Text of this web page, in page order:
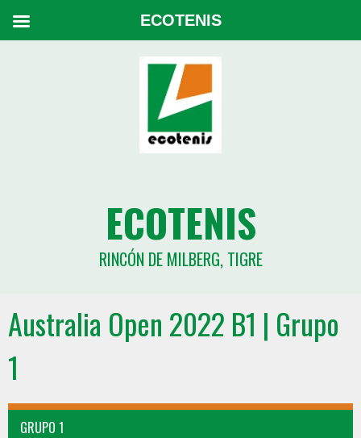
ECOTENIS
RINCÓN DE MILBERG, TIGRE
Australia Open 2022 B1 | Grupo
1
GRUPO 1
ECOTENIS